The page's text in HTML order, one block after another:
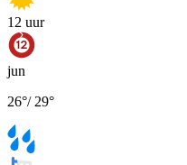
12 uur
jun
26°/ 29°